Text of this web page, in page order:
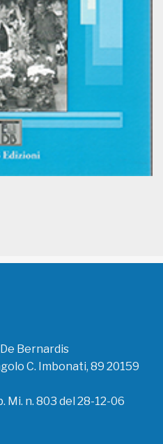
Bernardis
C. Imbonati, 89 20159
Mi. n. 803 del 28-12-06